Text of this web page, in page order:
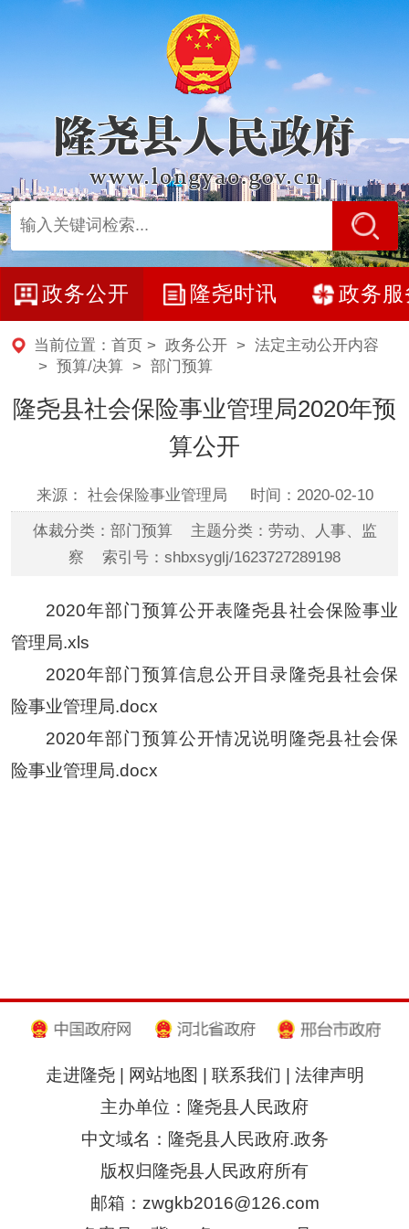
政务公开 隆尧时讯 政务服
当前位置： 首页 > 政务公开> 法定主动公开内容
> 预算/决算> 部门预算
隆尧县社会保险事业管理局2020年预
算公开
来源： 社会保险事业管理局 时间：2020-02-10
体裁分类：部门预算 主题分类：劳动、人事、监
察 索引号：shbxsyglj/1623727289198
2020年部门预算公开表隆尧县社会保险事业
管理局.xls
2020年部门预算信息公开目录隆尧县社会保
险事业管理局.docx
2020年部门预算公开情况说明隆尧县社会保
险事业管理局.docx
走进隆尧| 网站地图 联系我们
法律声明
主办单位：隆尧县人民政府
中文域名：隆尧县人民政府.政务
版权归隆尧县人民政府所有
邮箱：zwgkb2016@126.com